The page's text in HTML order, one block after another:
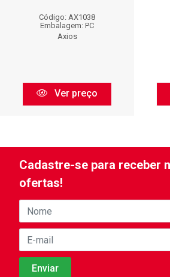
Código: AX1038
Embalagem: PC
Axios
Ver preço
Cadastre-se para receber
ofertas!